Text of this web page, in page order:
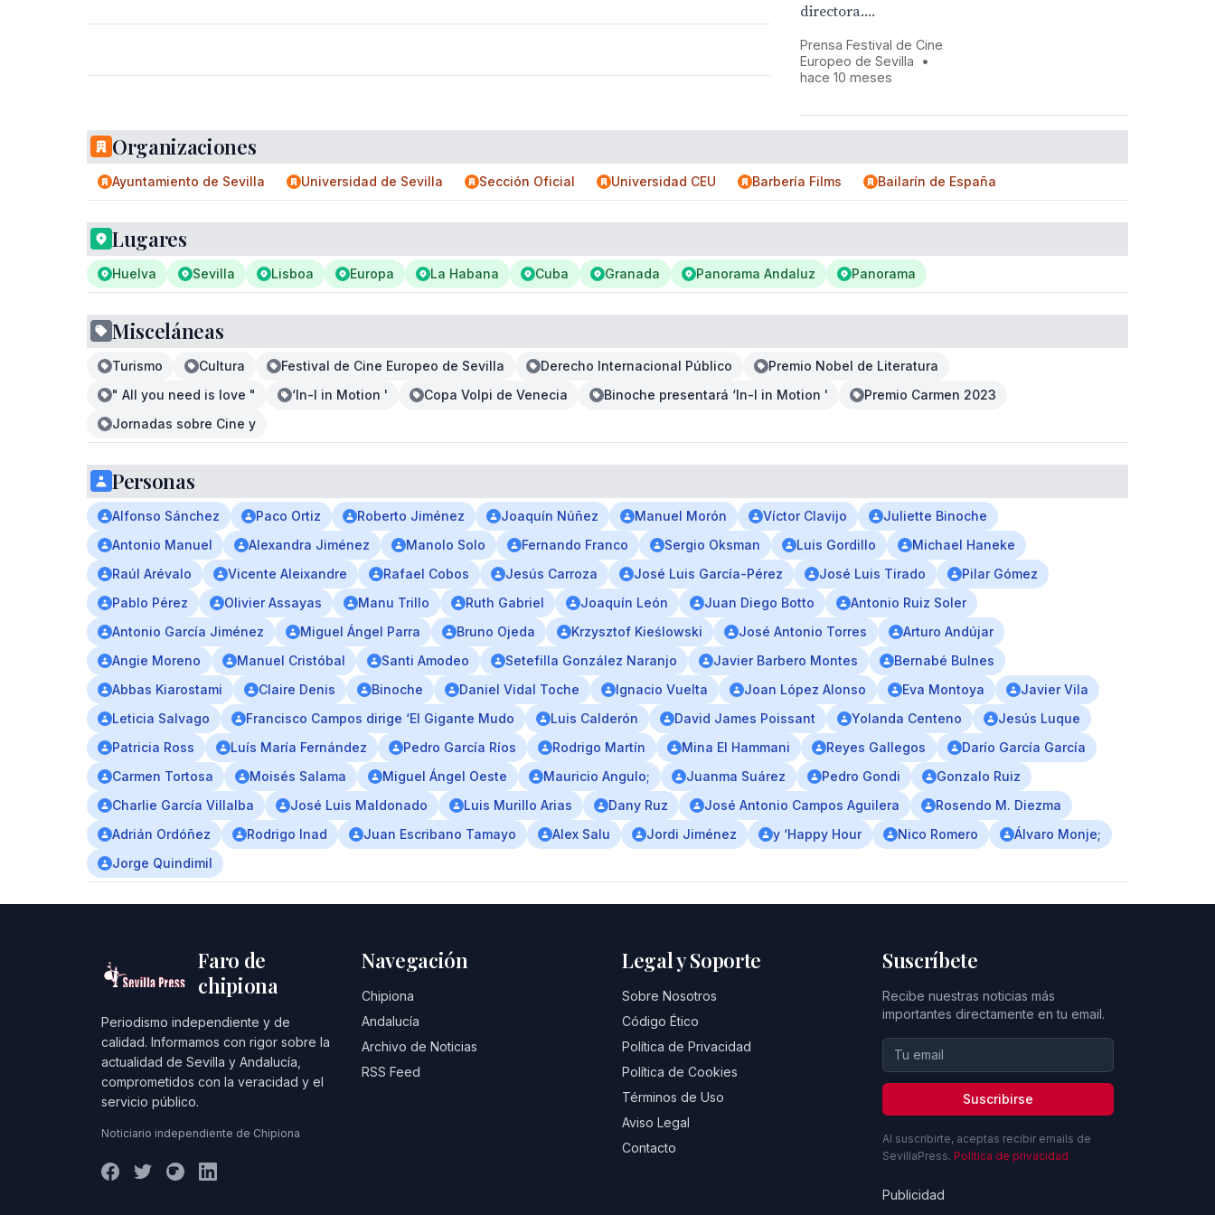
directora....
Prensa Festival de Cine
Europeo de Sevilla
•
hace 10 meses
Organizaciones
Ayuntamiento de Sevilla Universidad de Sevilla Sección Oficial Universidad CEU Barbería Films Bailarín de España
Lugares
Huelva Sevilla Lisboa Europa La Habana Cuba Granada Panorama Andaluz Panorama
Misceláneas
Turismo Cultura Festival de Cine Europeo de Sevilla Derecho Internacional Público
Premio Nobel de Literatura
" All you need is love "
‘In-I in Motion ' Copa Volpi de Venecia Binoche presentará ‘In-I in Motion '
Premio Carmen 2023
Jornadas sobre Cine y
Personas
Alfonso Sánchez Paco Ortiz Roberto Jiménez Joaquín Núñez Manuel Morón Víctor Clavijo
Juliette Binoche
Antonio Manuel
Alexandra Jiménez Manolo Solo Fernando Franco Sergio Oksman Luis Gordillo
Michael Haneke
Raúl Arévalo
Vicente Aleixandre Rafael Cobos Jesús Carroza José Luis García-Pérez José Luis Tirado
Pilar Gómez
Pablo Pérez
Olivier Assayas Manu Trillo Ruth Gabriel Joaquín León Juan Diego Botto
Antonio Ruiz Soler
Antonio García Jiménez
Miguel Ángel Parra Bruno Ojeda Krzysztof Kieślowski José Antonio Torres
Arturo Andújar
Angie Moreno
Manuel Cristóbal Santi Amodeo Setefilla González Naranjo Javier Barbero Montes
Bernabé Bulnes
Abbas Kiarostami
Claire Denis Binoche Daniel Vidal Toche Ignacio Vuelta Joan López Alonso Eva Montoya
Javier Vila
Leticia Salvago
Francisco Campos dirige ‘El Gigante Mudo Luis Calderón David James Poissant Yolanda Centeno
Jesús Luque
Patricia Ross
Luís María Fernández Pedro García Ríos Rodrigo Martín Mina El Hammani Reyes Gallegos
Darío García García
Carmen Tortosa
Moisés Salama Miguel Ángel Oeste Mauricio Angulo; Juanma Suárez Pedro Gondi
Gonzalo Ruiz
Charlie García Villalba
José Luis Maldonado Luis Murillo Arias Dany Ruz José Antonio Campos Aguilera
Rosendo M. Diezma
Adrián Ordóñez
Rodrigo Inad Juan Escribano Tamayo Alex Salu Jordi Jiménez y ‘Happy Hour Nico Romero
Álvaro Monje;
Jorge Quindimil
Faro de
chipiona
Periodismo independiente y de
calidad. Informamos con rigor sobre la
actualidad de Sevilla y Andalucía,
comprometidos con la veracidad y el
servicio público.
Noticiario independiente de Chipiona
Navegación
Chipiona
Andalucía
Archivo de Noticias
RSS Feed
Legal y Soporte
Sobre Nosotros
Código Ético
Política de Privacidad
Política de Cookies
Términos de Uso
Aviso Legal
Contacto
Suscríbete
Recibe nuestras noticias más
importantes directamente en tu email.
Suscribirse
Al suscribirte, aceptas recibir emails de
SevillaPress. Política de privacidad
Publicidad